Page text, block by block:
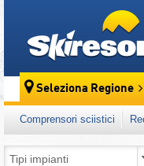
Seleziona Regione
Comprensori sciistici